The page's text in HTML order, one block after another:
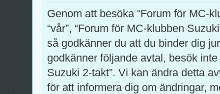
Genom att besöka “Forum för MC-
“vår”, “Forum för MC-klubben
så godkänner du att du binder dig
godkänner följande avtal, besök
Suzuki 2-takt”. Vi kan ändra detta
för att informera dig om ändringar,